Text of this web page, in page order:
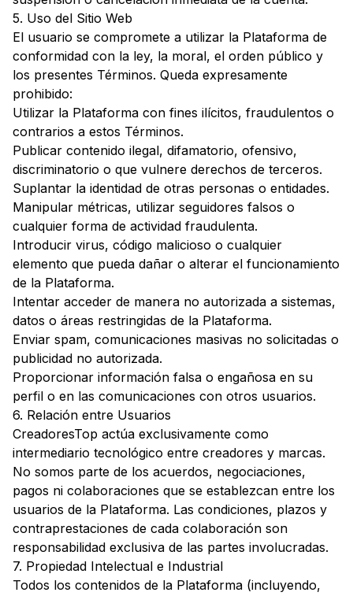
5. Uso del Sitio Web
El usuario se compromete a utilizar la Plataforma de
conformidad con la ley, la moral, el orden público y
los presentes Términos. Queda expresamente
prohibido:
Utilizar la Plataforma con fines ilícitos, fraudulentos o
contrarios a estos Términos.
Publicar contenido ilegal, difamatorio, ofensivo,
discriminatorio o que vulnere derechos de terceros.
Suplantar la identidad de otras personas o entidades.
Manipular métricas, utilizar seguidores falsos o
cualquier forma de actividad fraudulenta.
Introducir virus, código malicioso o cualquier
elemento que pueda dañar o alterar el funcionamiento
de la Plataforma.
Intentar acceder de manera no autorizada a sistemas,
datos o áreas restringidas de la Plataforma.
Enviar spam, comunicaciones masivas no solicitadas o
publicidad no autorizada.
Proporcionar información falsa o engañosa en su
perfil o en las comunicaciones con otros usuarios.
6. Relación entre Usuarios
CreadoresTop actúa exclusivamente como
intermediario tecnológico entre creadores y marcas.
No somos parte de los acuerdos, negociaciones,
pagos ni colaboraciones que se establezcan entre los
usuarios de la Plataforma. Las condiciones, plazos y
contraprestaciones de cada colaboración son
responsabilidad exclusiva de las partes involucradas.
7. Propiedad Intelectual e Industrial
Todos los contenidos de la Plataforma (incluyendo,